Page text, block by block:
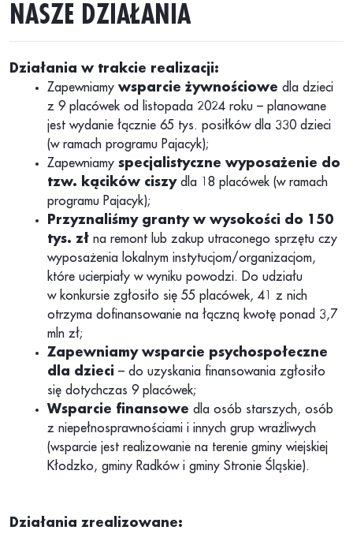
NASZE DZIAŁANIA
Działania w trakcie realizacji:
Zapewniamy wsparcie żywnościowe dla dzieci
z 9 placówek od listopada 2024 roku – planowane
jest wydanie łącznie 65 tys. posiłków dla 330 dzieci
(w ramach programu Pajacyk);
Zapewniamy specjalistyczne wyposażenie do
tzw. kącików ciszydla 18 placówek (w ramach
programu Pajacyk);
Przyznaliśmy granty w wysokości do 150
tys. zł na remont lub zakup utraconego sprzętu czy
wyposażenia lokalnym instytucjom/organizacjom,
które ucierpiały w wyniku powodzi. Do udziału
w konkursie zgłosiło się 55 placówek, 41 z nich
otrzyma dofinansowanie na łączną kwotę ponad 3,7
mln zł;
Zapewniamy wsparcie psychospołeczne
dla dzieci – do uzyskania finansowania zgłosiło
się dotychczas 9 placówek;
Wsparcie finansowe dla osób starszych, osób
z niepełnosprawnościami i innych grup wrażliwych
(wsparcie jest realizowanie na terenie gminy wiejskiej
Kłodzko, gminy Radków i gminy Stronie Śląskie).
Działania zrealizowane: